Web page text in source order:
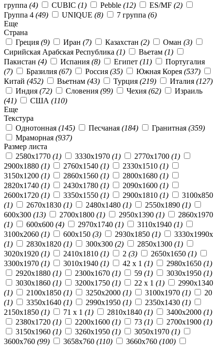
группа (4) CUBIC (1) Pebble (12) ES/MF (2)
Группа 4 (49) UNIQUE (8) 7 группа (6)
Еще
Страна
Греция (9) Иран (7) Казахстан (2) Оман (3)
Сирийская Арабская Республика (1) Вьетам (1)
Пакистан (4) Испания (8) Египет (11)
Португалия
(7)
Бразилия (67) Россия (35) Южная Корея (537)
Китай (452) Вьетнам (43) Турция (219) Италия (127)
Индия (72) Словения (99) Чехия (62)
Израиль
(41)
США (110)
Еще
Текстура
Однотонная (145) Песчаная (184) Гранитная (359)
Мраморная (937)
Размер листа
2580x1770 (1) 3330x1970 (1) 2770x1700 (1)
2900x1880 (1) 2760x1540 (1) 2330x1510 (1)
3150x1200 (1) 2860x1560 (1) 2800x1680 (1)
2820x1740 (1) 2430x1780 (1) 2090x1600 (1)
2600x1720 (1) 3350x1550 (1) 2900x1810 (1)
3100x850
(1)
2670x1830 (1) 2480x1480 (1) 2550x1890 (1)
600х300 (13) 2700x1800 (1) 2950x1390 (1)
2860x1970
(1)
600х600 (4) 2970x1740 (1) 3110x1940 (1)
3100x2060 (1) 600х150 (3) 2930x1850 (1)
3330x1990x
(1)
2830x1820 (1) 300х300 (2) 2850x1300 (1)
3020x1920 (1) 2410x1810 (1) 2 (3) 2650x1650 (1)
3300x1970 (1) 3010x1940 (1) 42 x 1 (1) 2980x1650 (1)
2920x1880 (1) 2300x1670 (1) 59 (1) 3030x1950 (1)
3030x1860 (1) 3200x1750 (1) 22 x 1 (1)
2990х1340
(1)
2100x1850 (1) 3250x2000 (1) 3100x1970 (1)
20
(1)
3350x1640 (1) 2990x1950 (1) 2350x1430 (1)
2150x1850 (1) 71 x 1 (1) 2810x1840 (1) 3400x2000 (1)
2380x1720 (1) 2200x1600 (1) 73 (1) 2700x1900 (1)
3150x1960 (1) 3260x1950 (1) 3050x1970 (1)
3600х760 (99) 3658х760 (110) 3660х760 (100)